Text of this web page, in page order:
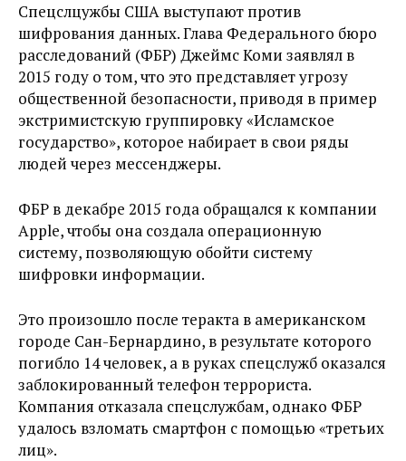
Спецслцужбы США выступают против
шифрования данных. Глава Федерального бюро
расследований (ФБР) Джеймс Коми заявлял в
2015 году о том, что это представляет угрозу
общественной безопасности, приводя в пример
экстримистскую группировку «Исламское
государство», которое набирает в свои ряды
людей через мессенджеры.
ФБР в декабре 2015 года обращался к компании
Apple, чтобы она создала операционную
систему, позволяющую обойти систему
шифровки информации.
Это произошло после теракта в американском
городе Сан-Бернардино, в результате которого
погибло 14 человек, а в руках спецслужб оказался
заблокированный телефон террориста.
Компания отказала спецслужбам, однако ФБР
удалось взломать смартфон с помощью «третьих
лиц».